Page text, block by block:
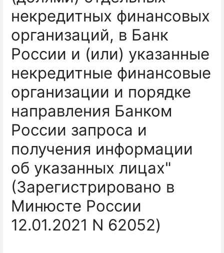
некредитных финансовых
организаций, в Банк
России и (или) указанные
некредитные финансовые
организации и порядке
направления Банком
России запроса и
получения информации
об указанных лицах"
(Зарегистрировано в
Минюсте России
12.01.2021 N 62052)